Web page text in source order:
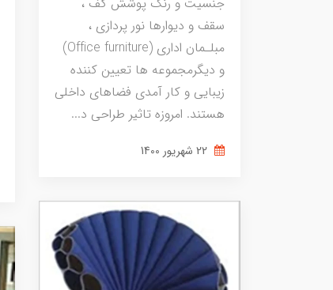
سقف و ديوارها نور پردازی ،
مبلـمان اداری (Office furniture)
و دیگرمجموعه ها تعيين كننده
زيبايي و كار آمدی فضاهای داخلي
هستند. امروزه تاثير طراحی د...